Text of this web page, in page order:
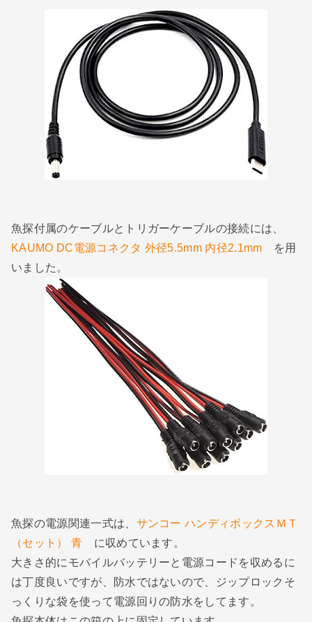
魚探付属のケーブルとトリガーケーブルの接続には、
KAUMO DC電源コネクタ 外径5.5mm 内径2.1mm を用
いました。
魚探の電源関連一式は、 サンコー ハンディボックスＭＴ
（セット） 青 に収めています。
大きさ的にモバイルバッテリーと電源コードを収めるに
は丁度良いですが、防水ではないので、ジップロックそ
っくりな袋を使って電源回りの防水をしてます。